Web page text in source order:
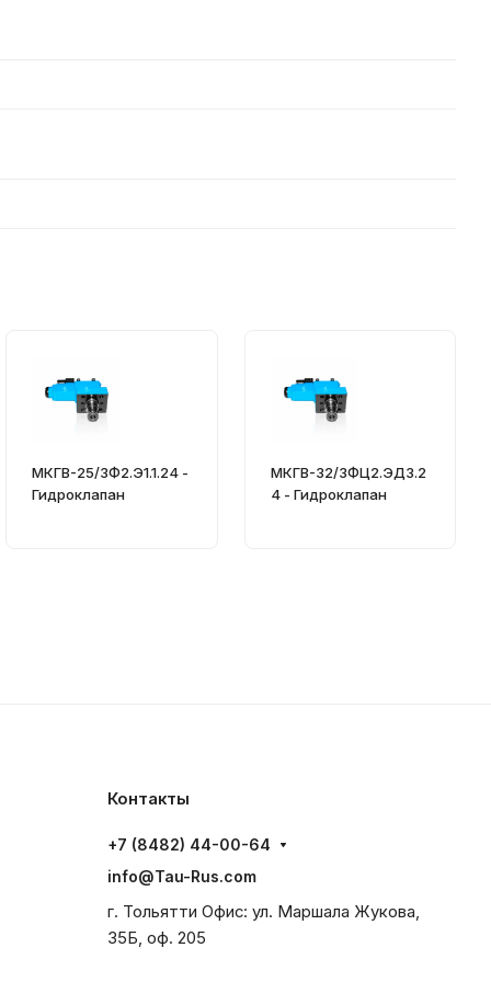
МКГВ-25/3Ф2.Э1.1.24 -
Гидроклапан
МКГВ-32/3ФЦ2.ЭД3.2
4 - Гидроклапан
Контакты
+7 (8482) 44-00-64
info@Tau-Rus.com
г. Тольятти Офис: ул. Маршала Жукова,
35Б, оф. 205